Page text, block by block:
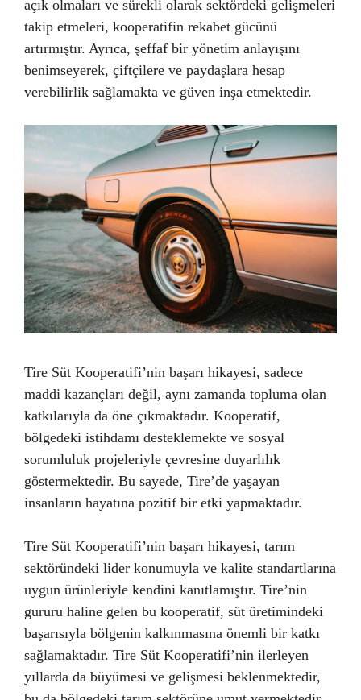
açık olmaları ve sürekli olarak sektördeki gelişmeleri
takip etmeleri, kooperatifin rekabet gücünü
artırmıştır. Ayrıca, şeffaf bir yönetim anlayışını
benimseyerek, çiftçilere ve paydaşlara hesap
verebilirlik sağlamakta ve güven inşa etmektedir.
Tire Süt Kooperatifi’nin başarı hikayesi, sadece
maddi kazançları değil, aynı zamanda topluma olan
katkılarıyla da öne çıkmaktadır. Kooperatif,
bölgedeki istihdamı desteklemekte ve sosyal
sorumluluk projeleriyle çevresine duyarlılık
göstermektedir. Bu sayede, Tire’de yaşayan
insanların hayatına pozitif bir etki yapmaktadır.
Tire Süt Kooperatifi’nin başarı hikayesi, tarım
sektöründeki lider konumuyla ve kalite standartlarına
uygun ürünleriyle kendini kanıtlamıştır. Tire’nin
gururu haline gelen bu kooperatif, süt üretimindeki
başarısıyla bölgenin kalkınmasına önemli bir katkı
sağlamaktadır. Tire Süt Kooperatifi’nin ilerleyen
yıllarda da büyümesi ve gelişmesi beklenmektedir,